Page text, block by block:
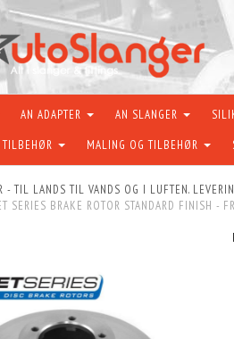
AN ADAPTER AN SLANGER
MALING OG TILBEHØR
- TIL LANDS TIL VANDS OG I LUFTEN.
SERIES BRAKE ROTOR STANDARD FINISH -